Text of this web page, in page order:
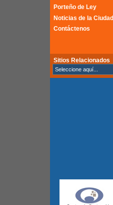
Porteño de Ley
Noticias de la Ciudad
Contáctenos
Sitios Relacionados